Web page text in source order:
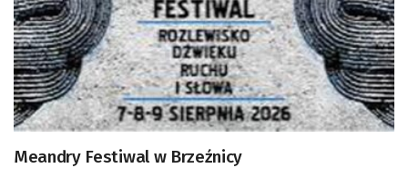
Meandry Festiwal w Brzeźnicy